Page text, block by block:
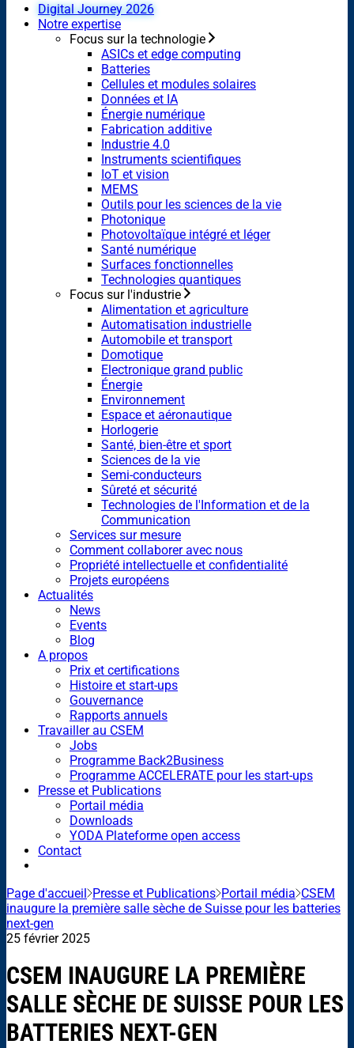
Digital Journey 2026
Notre expertise
Focus sur la technologie
ASICs et edge computing
Batteries
Cellules et modules solaires
Données et IA
Énergie numérique
Fabrication additive
Industrie 4.0
Instruments scientifiques
IoT et vision
MEMS
Outils pour les sciences de la vie
Photonique
Photovoltaïque intégré et léger
Santé numérique
Surfaces fonctionnelles
Technologies quantiques
Focus sur l'industrie
Alimentation et agriculture
Automatisation industrielle
Automobile et transport
Domotique
Electronique grand public
Énergie
Environnement
Espace et aéronautique
Horlogerie
Santé, bien-être et sport
Sciences de la vie
Semi-conducteurs
Sûreté et sécurité
Technologies de l'Information et de la
Communication
Services sur mesure
Comment collaborer avec nous
Propriété intellectuelle et confidentialité
Projets européens
Actualités
News
Events
Blog
A propos
Prix et certifications
Histoire et start-ups
Gouvernance
Rapports annuels
Travailler au CSEM
Jobs
Programme Back2Business
Programme ACCELERATE pour les start-ups
Presse et Publications
Portail média
Downloads
YODA Plateforme open access
Contact
Page d'accueil Presse et Publications Portail média CSEM
inaugure la première salle sèche de Suisse pour les batteries
next-gen
25 février 2025
CSEM INAUGURE LA PREMIÈRE
SALLE SÈCHE DE SUISSE POUR LES
BATTERIES NEXT-GEN